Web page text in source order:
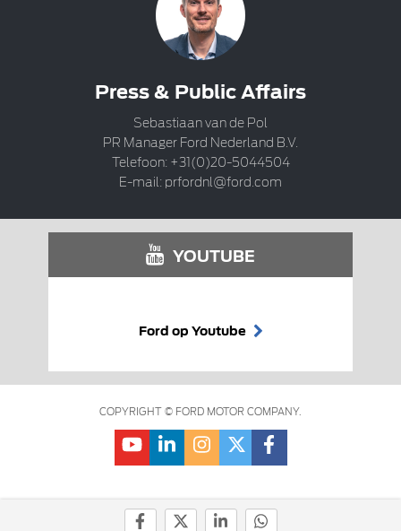
Press & Public Affairs
Sebastiaan van de Pol
PR Manager Ford Nederland B.V.
Telefoon: +31(0)20-5044504
E-mail: prfordnl@ford.com
YOUTUBE
Ford op Youtube
COPYRIGHT © FORD MOTOR COMPANY.